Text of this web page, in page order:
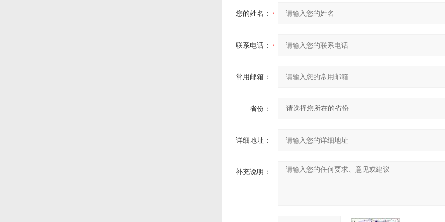
您的姓名：
联系电话：
常用邮箱：
省份：
详细地址：
补充说明：